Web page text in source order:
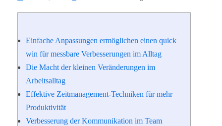
Einfache Anpassungen ermöglichen einen quick
win für messbare Verbesserungen im Alltag
Die Macht der kleinen Veränderungen im
Arbeitsalltag
Effektive Zeitmanagement-Techniken für mehr
Produktivität
Verbesserung der Kommunikation im Team